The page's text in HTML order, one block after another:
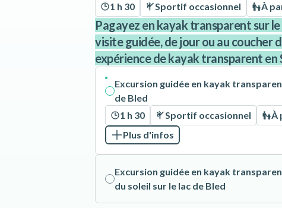
1 h 30 Sportif occasionnel À
Pagayez en kayak transparent sur
visite guidée, de jour ou au coucher
expérience de kayak transparent en
Excursion guidée en kayak
de Bled
1 h 30 Sportif occasionnel
À
Plus d'infos
Excursion guidée en kayak
du soleil sur le lac de Bled